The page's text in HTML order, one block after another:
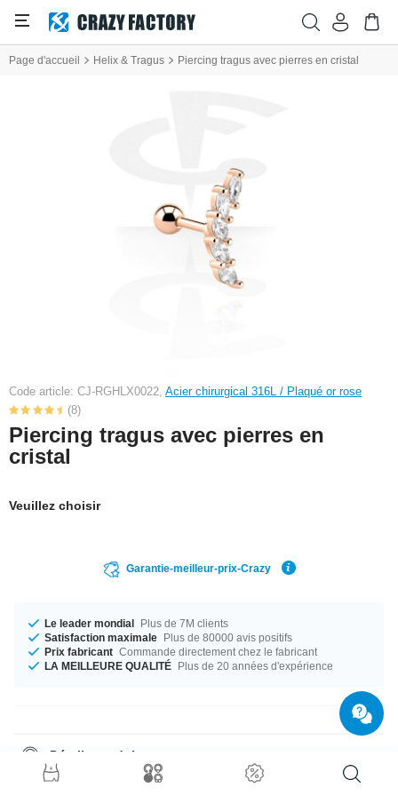
Page d'accueil Helix & Tragus Piercing tragus avec pierres en cristal
Code article: CJ-RGHLX0022, Acier chirurgical 316L / Plaqué or rose
(8)
Piercing tragus avec pierres en
cristal
Veuillez choisir
Garantie-meilleur-prix-Crazy
Le leader mondial Plus de 7M clients
Satisfaction maximale Plus de 80000 avis positifs
Prix fabricant Commande directement chez le fabricant
LA MEILLEURE QUALITÉ Plus de 20 années d'expérience
Détails produit
En stock pour toi dans un diamètre de 1.2 mm. Disponible dans la